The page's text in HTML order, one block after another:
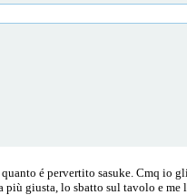
é pervertito sasuke. Cmq
più giusta, lo sbatto sul tavolo e